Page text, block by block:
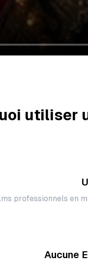
utiliser
professionnels en
Aucune